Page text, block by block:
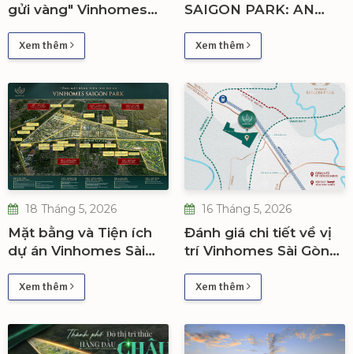
gửi vàng" Vinhomes
đại đô thị trí thức
Xem thêm
SAIGON PARK: AN
MẠCH TINH HOA
Xem thêm
18 Tháng 5, 2026
Mặt bằng và Tiện ích
dự án Vinhomes Sài
Xem thêm
16 Tháng 5, 2026
Đánh giá chi tiết về vị
trí Vinhomes Sài Gòn
Xem thêm